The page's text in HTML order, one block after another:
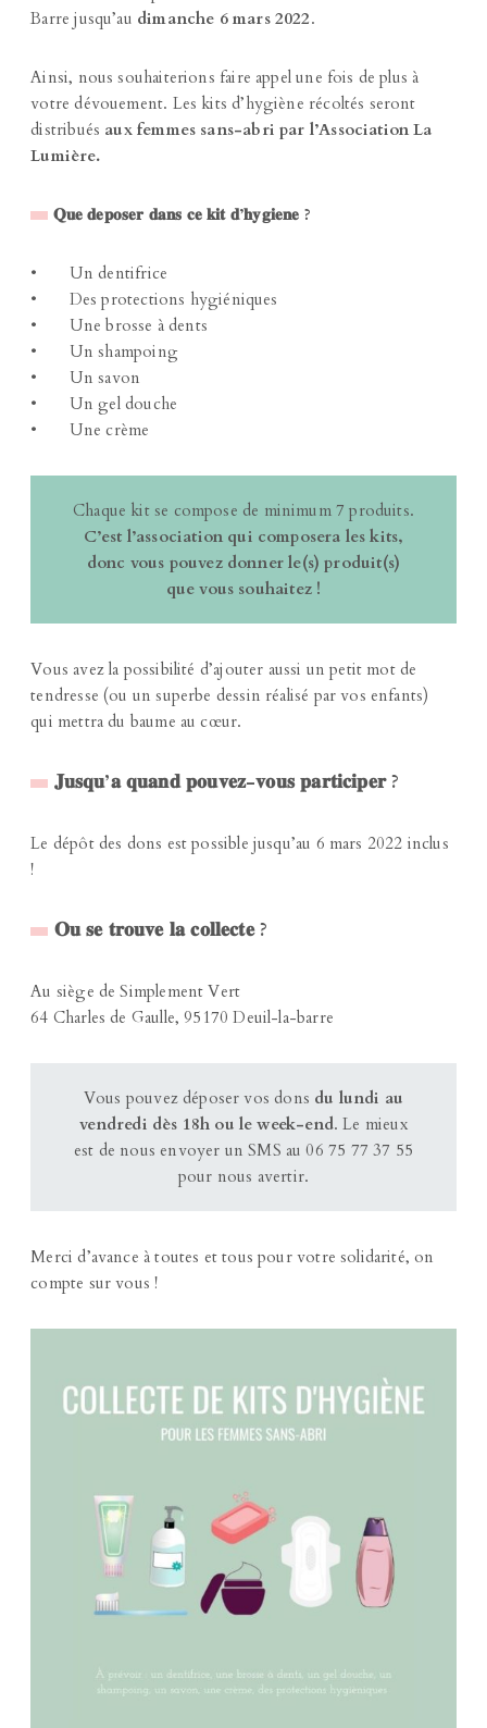
Barre jusqu’au dimanche 6 mars 2022.
Ainsi, nous souhaiterions faire appel une fois de plus à
votre dévouement. Les kits d’hygiène récoltés seront
distribués aux femmes sans-abri par l’Association La
Lumière.
𝐐𝐮𝐞 𝐝𝐞𝐩𝐨𝐬𝐞𝐫 𝐝𝐚𝐧𝐬 𝐜𝐞 𝐤𝐢𝐭 𝐝’𝐡𝐲𝐠𝐢𝐞𝐧𝐞 ?
• Un dentifrice
• Des protections hygiéniques
• Une brosse à dents
• Un shampoing
• Un savon
• Un gel douche
• Une crème
Chaque kit se compose de minimum 7 produits.
C’est l’association qui composera les kits,
donc vous pouvez donner le(s) produit(s)
que vous souhaitez !
Vous avez la possibilité d’ajouter aussi un petit mot de
tendresse (ou un superbe dessin réalisé par vos enfants)
qui mettra du baume au cœur.
𝐉𝐮𝐬𝐪𝐮’𝐚 𝐪𝐮𝐚𝐧𝐝 𝐩𝐨𝐮𝐯𝐞𝐳-𝐯𝐨𝐮𝐬 𝐩𝐚𝐫𝐭𝐢𝐜𝐢𝐩𝐞𝐫 ?
Le dépôt des dons est possible jusqu’au 6 mars 2022 inclus
!
𝐎𝐮 𝐬𝐞 𝐭𝐫𝐨𝐮𝐯𝐞 𝐥𝐚 𝐜𝐨𝐥𝐥𝐞𝐜𝐭𝐞 ?
Au siège de Simplement Vert
64 Charles de Gaulle, 95170 Deuil-la-barre
Vous pouvez déposer vos dons du lundi au
vendredi dès 18h ou le week-end. Le mieux
est de nous envoyer un SMS au 06 75 77 37 55
pour nous avertir.
Merci d’avance à toutes et tous pour votre solidarité, on
compte sur vous !